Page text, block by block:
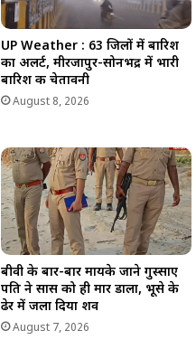
UP Weather : 63 जिलों में बारिश
का अलर्ट, मीरजापुर-सोनभद्र में भारी
बारिश की चेतावनी
August 8, 2026
बीवी के बार-बार मायके जाने गुस्साए
पति ने सास को ही मार डाला, भूसे के
ढेर में जला दिया शव
August 7, 2026